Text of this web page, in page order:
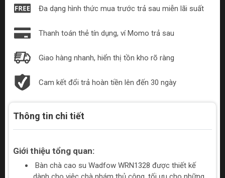
Đa dạng hình thức mua trước trả sau miễn lãi suất
Thanh toán thẻ tín dụng, ví Momo trả sau
Giao hàng nhanh, hiển thị tồn kho rõ ràng
Cam kết đổi trả hoàn tiền lên đến 30 ngày
Thông tin chi tiết
Giới thiệu tổng quan:
Bàn chà cao su Wadfow WRN1328 được thiết kế